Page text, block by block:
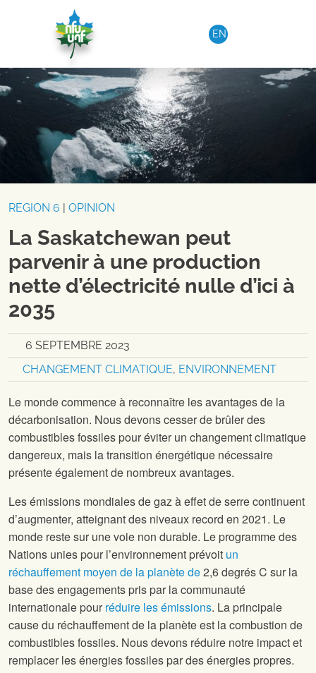
Aller au contenu
EN
REGION 6 OPINION
La Saskatchewan peut
parvenir à une production
nette d’électricité nulle d’ici à
2035
6 SEPTEMBRE 2023
CHANGEMENT CLIMATIQUE, ENVIRONNEMENT
Le monde commence à reconnaître les avantages de la
décarbonisation. Nous devons cesser de brûler des
combustibles fossiles pour éviter un changement climatique
dangereux, mais la transition énergétique nécessaire
présente également de nombreux avantages.
Les émissions mondiales de gaz à effet de serre continuent
d’augmenter, atteignant des niveaux record en 2021. Le
monde reste sur une voie non durable. Le programme des
Nations unies pour l’environnement prévoit un
réchauffement moyen de la planète de2,6 degrés C sur la
base des engagements pris par la communauté
internationale pourréduire les émissions. La principale
cause du réchauffement de la planète est la combustion de
combustibles fossiles. Nous devons réduire notre impact et
remplacer les énergies fossiles par des énergies propres.